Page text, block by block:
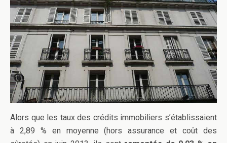
Alors que les taux des crédits immobiliers s’établissaient
à 2,89 % en moyenne (hors assurance et coût des